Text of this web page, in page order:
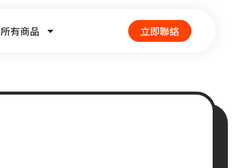
所有商品 立即聯絡